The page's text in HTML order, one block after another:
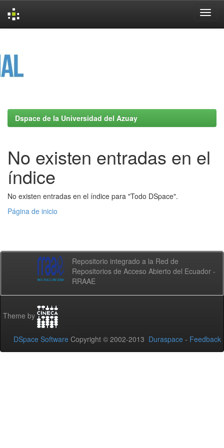
Dspace de la Universidad del Azuay
No existen entradas en el
índice
No existen entradas en el índice para "Todo DSpace".
Página de inicio
Repositorio integrado a la Red de
Repositorios de Acceso Abierto del Ecuador -
RRAAE
Theme by
DSpace Software Copyright © 2002-2013 Duraspace - Feedback